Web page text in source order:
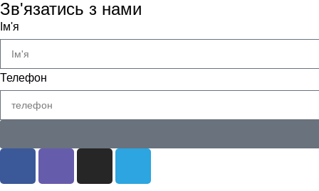
Зв'язатись з нами
Ім'я
Телефон